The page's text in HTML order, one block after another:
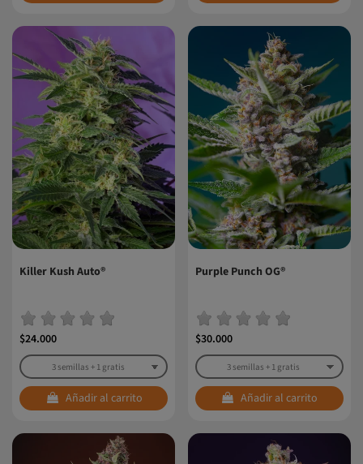
Killer Kush Auto®
$24.000
Añadir al carrito
Purple Punch OG®
$30.000
Añadir al carrito